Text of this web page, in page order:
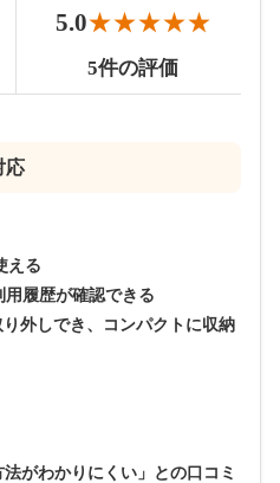
5.0
5件の評価
応
える
用履歴が確認できる
り外しでき、コンパクトに収納
がわかりにくい」との口コミ